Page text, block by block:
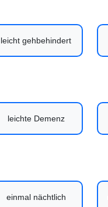
leicht gehbehindert
leichte Demenz
einmal nächtlich